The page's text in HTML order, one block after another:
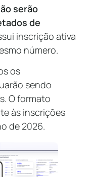
serão
de
inscrição ativa
número.
os
sendo
O formato
às inscrições
de 2026.